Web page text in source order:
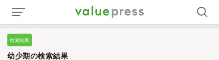
検索結果
幼少期の検索結果